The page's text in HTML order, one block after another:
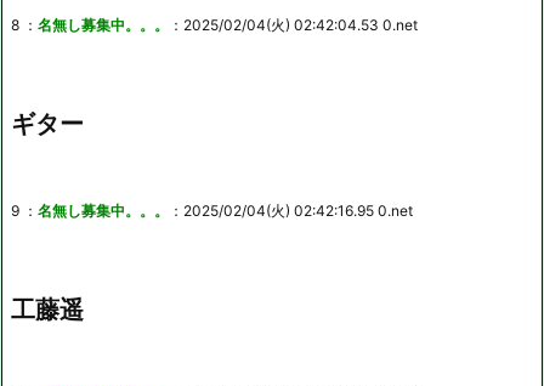
8 ： 名無し募集中。。。 ：2025/02/04(火) 02:42:04.53 0.net
ギター
9 ： 名無し募集中。。。 ：2025/02/04(火) 02:42:16.95 0.net
工藤遥